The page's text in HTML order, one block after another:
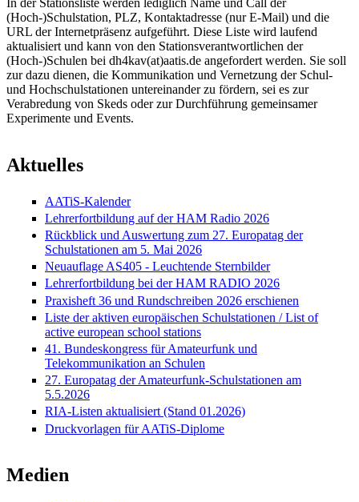
(Hoch-)Schulstation, PLZ, Kontaktadresse (nur E-Mail) und die
URL der Internetpräsenz aufgeführt. Diese Liste wird laufend
aktualisiert und kann von den Stationsverantwortlichen der
(Hoch-)Schulen bei dh4kav(at)aatis.de angefordert werden. Sie soll
zur dazu dienen, die Kommunikation und Vernetzung der Schul-
und Hochschulstationen untereinander zu fördern, sei es zur
Verabredung von Skeds oder zur Durchführung gemeinsamer
Experimente und Events.
Aktuelles
AATiS-Kalender
Lehrerfortbildung auf der HAM Radio 2026
Rückblick und Auswertung zum 27. Europatag der
Schulstationen am 5. Mai 2026
Neuauflage AS405 - Leuchtende Sternbilder
Lehrerfortbildung bei der HAM RADIO 2026
Praxisheft 36 und Rundschreiben 2026 erschienen
Liste der aktiven europäischen Schulstationen / List of
active european school stations
41. Bundeskongress für Amateurfunk und
Telekommunikation an Schulen
27. Europatag der Amateurfunk-Schulstationen am
5.5.2026
RIA-Listen aktualisiert (Stand 01.2026)
Druckvorlagen für AATiS-Diplome
Medien